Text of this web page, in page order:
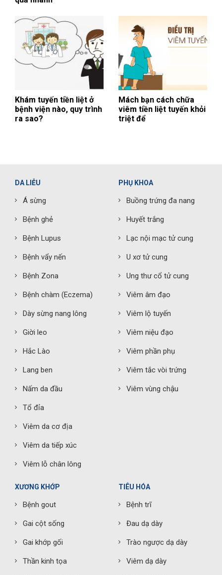
Khám tuyến tiền liệt ở
bệnh viện nào, quy trình
ra sao?
Mách bạn cách chữa
viêm tiền liệt tuyến khỏi
triệt để
DA LIỄU
Á sừng
Bệnh ghẻ
Bệnh Lupus
Bệnh vẩy nến
Bệnh Zona
Bệnh chàm (Eczema)
Dày sừng nang lông
Giời leo
Hắc Lào
Lang ben
Nấm da đầu
Tổ đỉa
Viêm da cơ địa
Viêm da tiếp xúc
Viêm lỗ chân lông
PHỤ KHOA
Buồng trứng đa nang
Huyết trắng
Lạc nội mạc tử cung
U xơ tử cung
Ung thư cổ tử cung
Viêm âm đạo
Viêm lộ tuyến
Viêm niệu đạo
Viêm phần phụ
Viêm tắc vòi trứng
Viêm vùng chậu
XƯƠNG KHỚP
Bệnh gout
Gai cột sống
Gai khớp gối
Thần kinh tọa
TIÊU HÓA
Bệnh trĩ
Đau dạ dày
Trào ngược dạ dày
Viêm dạ dày